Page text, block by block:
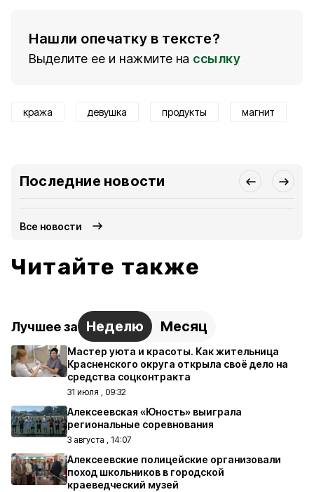
Нашли опечатку в тексте?
Выделите ее и нажмите на ссылку
кража девушка продукты магнит
Последние новости
Все новости
Читайте также
Лучшее за Неделю Месяц
Мастер уюта и красоты. Как жительница
Красненского округа открыла своё дело на
средства соцконтракта
31 июля , 09:32
Алексеевская «Юность» выиграла
региональные соревнования
3 августа , 14:07
Алексеевские полицейские организовали
поход школьников в городской
краеведческий музей